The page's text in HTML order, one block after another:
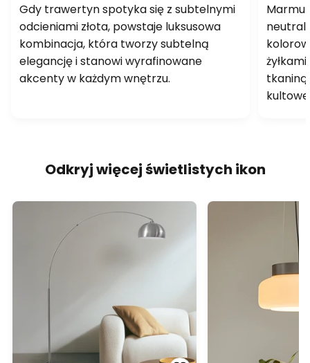
Gdy trawertyn spotyka się z subtelnymi
odcieniami złota, powstaje luksusowa
kombinacja, która tworzy subtelną
elegancję i stanowi wyrafinowane
akcenty w każdym wnętrzu.
Odkryj więcej świetlistych ikon